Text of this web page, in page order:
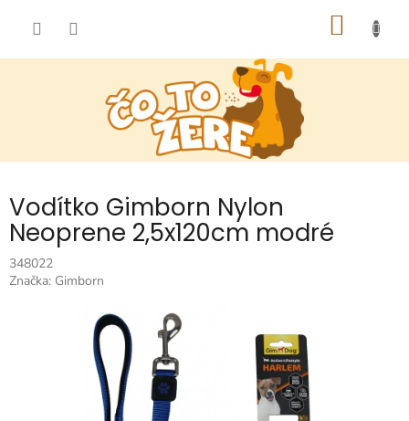
Vodítko Gimborn Nylon
Neoprene 2,5x120cm modré
348022
Značka: Gimborn